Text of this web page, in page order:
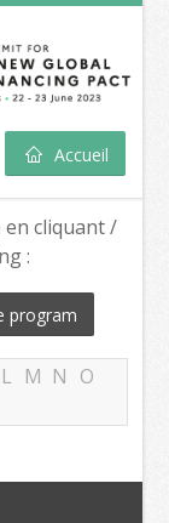
Accueil
en cliquant /
:
program
L M N O